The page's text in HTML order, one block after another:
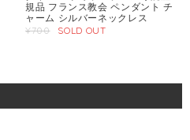
規品 フランス教会 ペンダント チ
ャーム シルバーネックレス
¥700
SOLD OUT